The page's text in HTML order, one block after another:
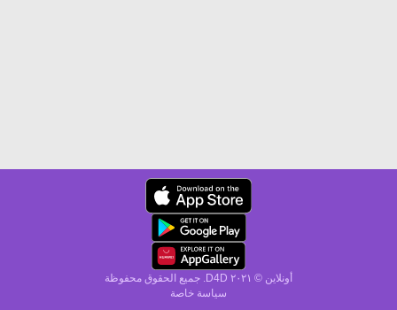
أونلاين © ۲۰٢١ D4D. جميع الحقوق محفوظة
سياسة خاصة